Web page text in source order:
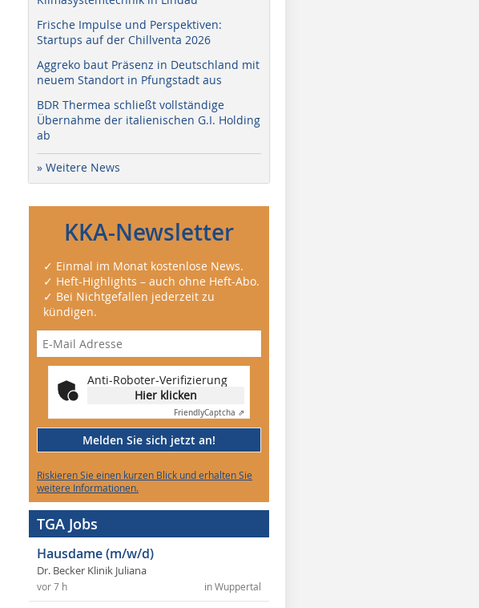
Frische Impulse und Perspektiven:
Startups auf der Chillventa 2026
Aggreko baut Präsenz in Deutschland mit
neuem Standort in Pfungstadt aus
BDR Thermea schließt vollständige
Übernahme der italienischen G.I. Holding
ab
» Weitere News
KKA-Newsletter
✓ Einmal im Monat kostenlose News.
✓ Heft-Highlights – auch ohne Heft-Abo.
✓ Bei Nichtgefallen jederzeit zu
kündigen.
Anti-Roboter-Verifizierung
Hier klicken
FriendlyCaptcha ⇗
Melden Sie sich jetzt an!
Riskieren Sie einen kurzen Blick und erhalten Sie
weitere Informationen.
TGA Jobs
Hausdame (m/w/d)
Dr. Becker Klinik Juliana
in Wuppertal
vor 7 h